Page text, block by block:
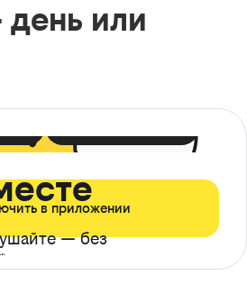
или
— без
в приложении